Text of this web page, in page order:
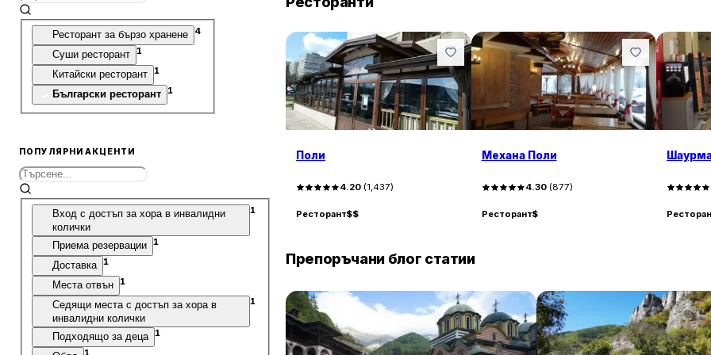
Ресторант за бързо хранене 4
Суши ресторант 1
Китайски ресторант 1
Български ресторант 1
ПОПУЛЯРНИ АКЦЕНТИ
Вход с достъп за хора в инвалидни
колички
1
Приема резервации 1
Доставка 1
Места отвън 1
Седящи места с достъп за хора в
инвалидни колички
1
Подходящо за деца 1
1
прохлада през топлите месеци. Заведението е
компании, а затворената тераса е предпочитано
спокойната и приятелска атмосфера, което прави
отдих и вкусна храна.
Поли
4.20 (1,437)
Ресторант$$
Механа Поли
4.30(877)
Ресторант$
Препоръчани блог статии